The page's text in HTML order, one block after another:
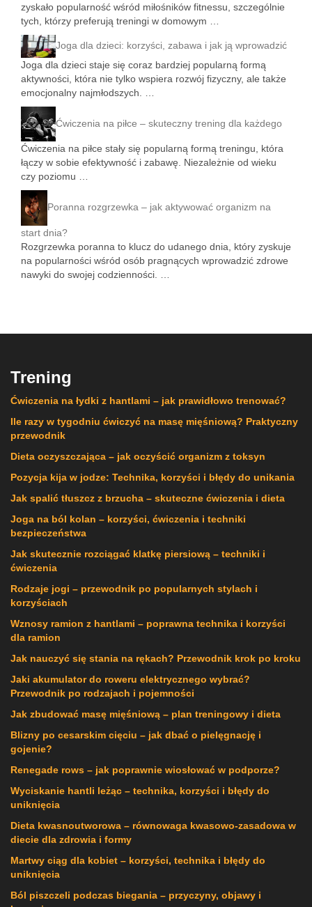
zyskało popularność wśród miłośników fitnessu, szczególnie
tych, którzy preferują treningi w domowym …
Joga dla dzieci: korzyści, zabawa i jak ją wprowadzić
Joga dla dzieci staje się coraz bardziej popularną formą
aktywności, która nie tylko wspiera rozwój fizyczny, ale także
emocjonalny najmłodszych. …
Ćwiczenia na piłce – skuteczny trening dla każdego
Ćwiczenia na piłce stały się popularną formą treningu, która
łączy w sobie efektywność i zabawę. Niezależnie od wieku
czy poziomu …
Poranna rozgrzewka – jak aktywować organizm na
start dnia?
Rozgrzewka poranna to klucz do udanego dnia, który zyskuje
na popularności wśród osób pragnących wprowadzić zdrowe
nawyki do swojej codzienności. …
Trening
Ćwiczenia na łydki z hantlami – jak prawidłowo trenować?
Ile razy w tygodniu ćwiczyć na masę mięśniową? Praktyczny
przewodnik
Dieta oczyszczająca – jak oczyścić organizm z toksyn
Pozycja kija w jodze: Technika, korzyści i błędy do unikania
Jak spalić tłuszcz z brzucha – skuteczne ćwiczenia i dieta
Joga na ból kolan – korzyści, ćwiczenia i techniki
bezpieczeństwa
Jak skutecznie rozciągać klatkę piersiową – techniki i
ćwiczenia
Rodzaje jogi – przewodnik po popularnych stylach i
korzyściach
Wznosy ramion z hantlami – poprawna technika i korzyści
dla ramion
Jak nauczyć się stania na rękach? Przewodnik krok po kroku
Jaki akumulator do roweru elektrycznego wybrać?
Przewodnik po rodzajach i pojemności
Jak zbudować masę mięśniową – plan treningowy i dieta
Blizny po cesarskim cięciu – jak dbać o pielęgnację i
gojenie?
Renegade rows – jak poprawnie wiosłować w podporze?
Wyciskanie hantli leżąc – technika, korzyści i błędy do
uniknięcia
Dieta kwasnoutworowa – równowaga kwasowo-zasadowa w
diecie dla zdrowia i formy
Martwy ciąg dla kobiet – korzyści, technika i błędy do
uniknięcia
Ból piszczeli podczas biegania – przyczyny, objawy i